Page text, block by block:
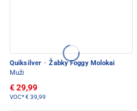
Quiksilver · Žabky Foggy Molokai
Muži
€ 29,99
VOC*€ 39,99